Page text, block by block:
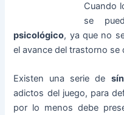
Cuando
se
psicológico, ya que no
el avance del trastorno se
Existen una serie de
adictos del juego, para
por lo menos debe